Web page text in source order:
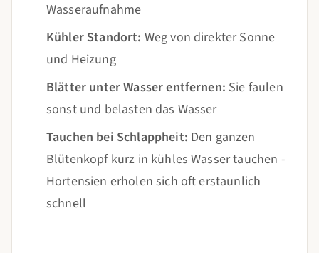
Wasseraufnahme
Kühler Standort: Weg von direkter Sonne
und Heizung
Blätter unter Wasser entfernen: Sie faulen
sonst und belasten das Wasser
Tauchen bei Schlappheit: Den ganzen
Blütenkopf kurz in kühles Wasser tauchen -
Hortensien erholen sich oft erstaunlich
schnell